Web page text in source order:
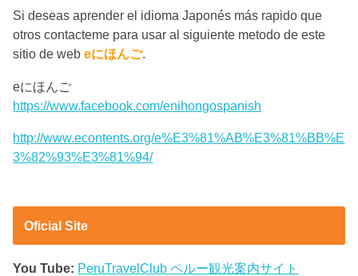
Si deseas aprender el idioma Japonés más rapido que
otros contacteme para usar al siguiente metodo de este
sitio de webeにほんご.
eにほんご
https://www.facebook.com/enihongospanish
http://www.econtents.org/e%E3%81%AB%E3%81%BB%E
3%82%93%E3%81%94/
Oficial Site
You Tube: PeruTravelClub ペルー観光案内サイト